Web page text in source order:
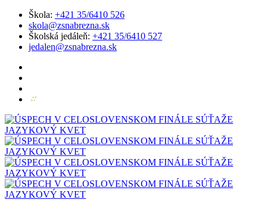
Škola: +421 35/6410 526
skola@zsnabrezna.sk
Školská jedáleň: +421 35/6410 527
jedalen@zsnabrezna.sk